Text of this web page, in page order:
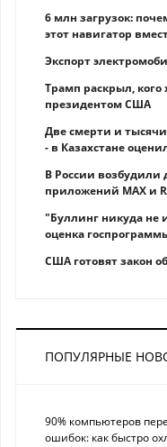
6 млн загрузок:
этот навигатор
Экспорт
Трамп раскрыл,
президентом США
Две смерти и
- в Казахстане
В России возбудили
приложений MAX и
"Буллинг никуда не
оценка
США готовят закон
ПОПУЛЯРНЫЕ
90% компьютеров
ошибок: как быстро